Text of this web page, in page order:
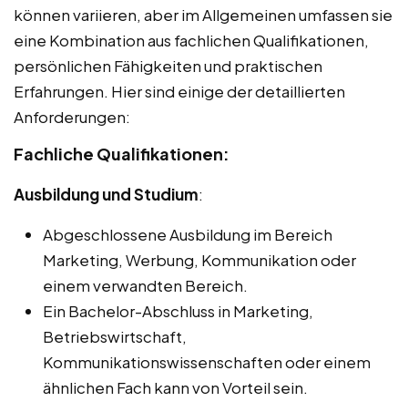
können variieren, aber im Allgemeinen umfassen sie
eine Kombination aus fachlichen Qualifikationen,
persönlichen Fähigkeiten und praktischen
Erfahrungen. Hier sind einige der detaillierten
Anforderungen:
Fachliche Qualifikationen:
Ausbildung und Studium:
Abgeschlossene Ausbildung im Bereich
Marketing, Werbung, Kommunikation oder
einem verwandten Bereich.
Ein Bachelor-Abschluss in Marketing,
Betriebswirtschaft,
Kommunikationswissenschaften oder einem
ähnlichen Fach kann von Vorteil sein.